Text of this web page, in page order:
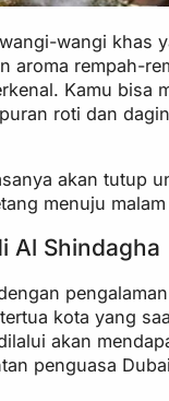
wangi khas
aroma rempah-
Kamu bisa
roti dan
akan tutup
menuju
Al Shindagha
kota yang
akan
penguasa